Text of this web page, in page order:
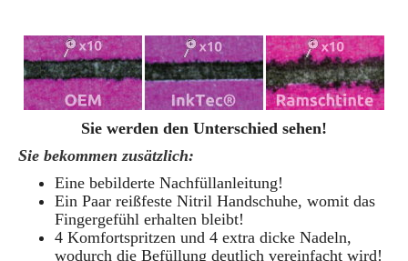
Sie werden den Unterschied sehen!
Sie bekommen zusätzlich:
Eine bebilderte Nachfüllanleitung!
Ein Paar reißfeste Nitril Handschuhe, womit das
Fingergefühl erhalten bleibt!
4 Komfortspritzen und 4 extra dicke Nadeln,
wodurch die Befüllung deutlich vereinfacht wird!